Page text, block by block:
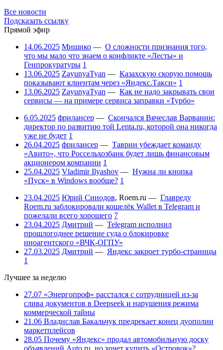
Все новости
Подсказать ссылку
Прямой эфир
14.06.2025 Мишико — О сложности признания того,
что мы мало что знаем о конфликте «Лесты» и
Генпрокуратуры 1
13.06.2025 ZayunyaTyan — Казахскую скорую помощь
показывают клиентам через «Яндекс.Такси» 1
13.06.2025 ZayunyaTyan — Как не надо закрывать свои
сервисы — на примере сервиса заправки «Турбо»
6.05.2025 фрилансер — Скончался Вячеслав Варванин:
директор по развитию той Lenta.ru, которой она никогда
уже не будет 1
26.04.2025 фрилансер — Таврин убеждает команду
«Авито», что Россельхозбанк будет лишь финансовым
акционером компании 1
25.04.2025 Vladimir Ilyashov — Нужна ли кнопка
«Пуск» в Windows вообще? 1
23.04.2025 Юрий Синодов, Roem.ru — Главреду
Roem.ru заблокировали кошелёк Wallet в Telegram и
пожелали всего хорошего 7
23.04.2025 Дмитрий — Telegram исполнил
прошлогоднее решение суда о блокировке
иноагентского «ВЧК-ОГПУ»
27.03.2025 Дмитрий — Яндекс закроет турбо-страницы
1
Лучшее за неделю
27.07 «Энергопроф» расстался с сотрудницей из-за
слива документов в Deepseek и нарушения режима
коммерческой тайны
21.06 Владислав Бакальчук предрекает конец дуополии
маркетплейсов
28.05 Почему «Яндекс» продал автомобильную доску